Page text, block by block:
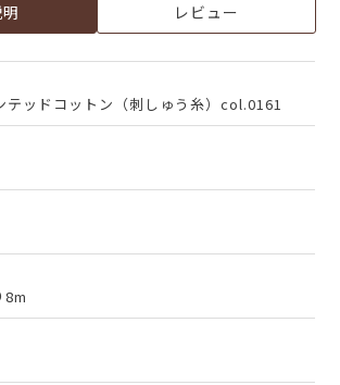
レビュー
テッドコットン（刺しゅう糸）col.0161
8m